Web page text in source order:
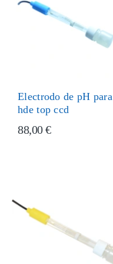
Electrodo de pH para
hde top ccd
88,00 €